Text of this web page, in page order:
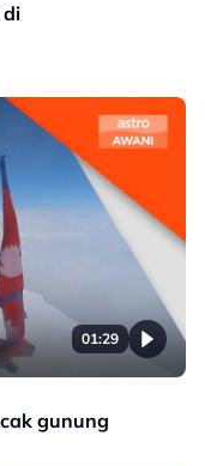
di
01:29
gunung